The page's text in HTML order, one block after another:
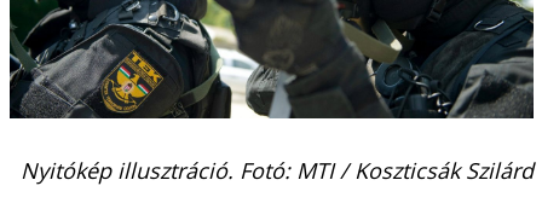
Nyitókép illusztráció. Fotó: MTI / Koszticsák Szilárd